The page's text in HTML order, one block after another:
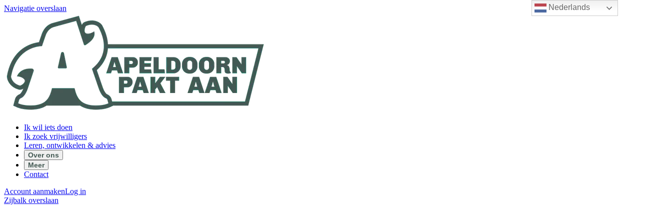
Nederlands
Navigatie overslaan
Ik wil iets doen
Ik zoek vrijwilligers
Leren, ontwikkelen & advies
Over ons
Meer
Contact
Account aanmakenLog in
Zijbalk overslaan